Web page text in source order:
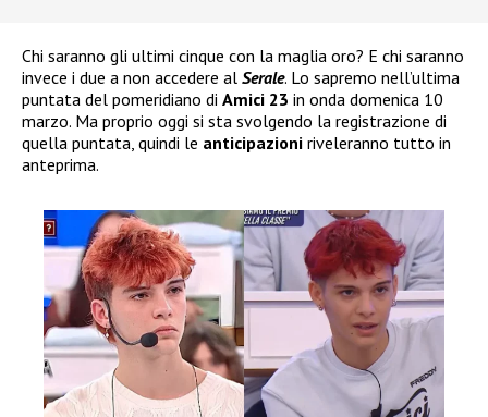
Chi saranno gli ultimi cinque con la maglia oro? E chi saranno
invece i due a non accedere al Serale. Lo sapremo nell’ultima
puntata del pomeridiano di Amici 23 in onda domenica 10
marzo. Ma proprio oggi si sta svolgendo la registrazione di
quella puntata, quindi le anticipazioni riveleranno tutto in
anteprima.